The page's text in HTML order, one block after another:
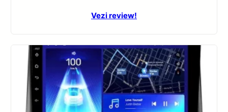
Vezi review!